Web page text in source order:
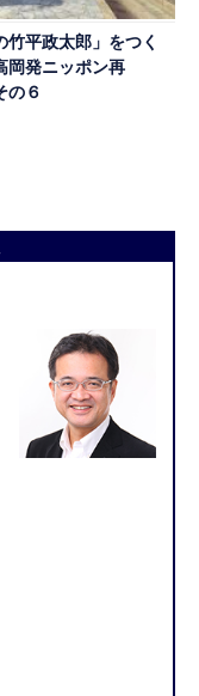
竹平政太郎」をつく
発ニッポン再
６